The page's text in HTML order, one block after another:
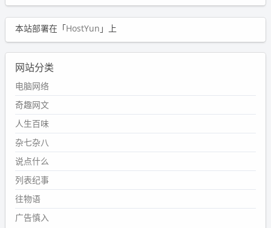
本站部署在「HostYun 」上
网站分类
电脑网络
奇趣网文
人生百味
杂七杂八
说点什么
列表纪事
往物语
广告慎入